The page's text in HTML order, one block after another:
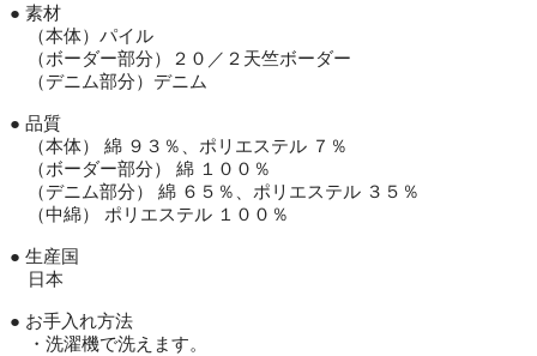
● 素材
（本体）パイル
（ボーダー部分）２０／２天竺ボーダー
（デニム部分）デニム
● 品質
（本体） 綿 ９３％、ポリエステル ７％
（ボーダー部分） 綿 １００％
（デニム部分） 綿 ６５％、ポリエステル ３５％
（中綿） ポリエステル １００％
● 生産国
日本
● お手入れ方法
・洗濯機で洗えます。